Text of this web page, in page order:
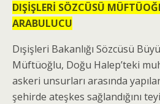
DIŞİŞLERİ SÖZCÜSÜ
ARABULUCU
Dışişleri Bakanlığı Sözcüsü
Müftüoğlu, Doğu Halep’teki
askeri unsurları arasında
şehirde ateşkes sağlandığını